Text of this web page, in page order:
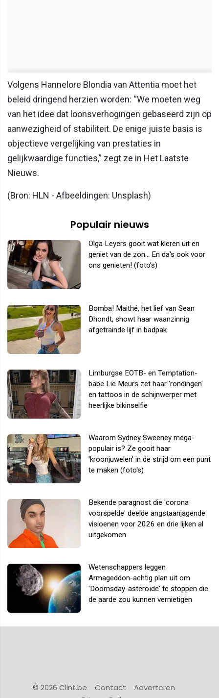
Volgens Hannelore Blondia van Attentia moet het
beleid dringend herzien worden: “We moeten weg
van het idee dat loonsverhogingen gebaseerd zijn op
aanwezigheid of stabiliteit. De enige juiste basis is
objectieve vergelijking van prestaties in
gelijkwaardige functies,” zegt ze in Het Laatste
Nieuws.
(Bron: HLN - Afbeeldingen: Unsplash)
Populair nieuws
Olga Leyers gooit wat kleren uit en
geniet van de zon... En da's ook voor
ons genieten! (foto's)
Bomba! Maithé, het lief van Sean
Dhondt, showt haar waanzinnig
afgetrainde lijf in badpak
Limburgse EOTB- en Temptation-
babe Lie Meurs zet haar 'rondingen'
en tattoos in de schijnwerper met
heerlijke bikinselfie
Waarom Sydney Sweeney mega-
populair is? Ze gooit haar
'kroonjuwelen' in de strijd om een punt
te maken (foto's)
Bekende paragnost die 'corona
voorspelde' deelde angstaanjagende
visioenen voor 2026 en drie lijken al
uitgekomen
Wetenschappers leggen
Armageddon-achtig plan uit om
'Doomsday-asteroïde' te stoppen die
de aarde zou kunnen vernietigen
© 2026 Clint.be Contact
Adverteren